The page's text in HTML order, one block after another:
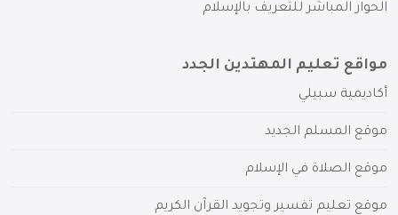
الحوار المباشر للتعريف بالإسلام
مواقع تعليم المهتدين الجدد
أكاديمية سبيلي
موقع المسلم الجديد
موقع الصلاة في الإسلام
موقع تعليم تفسير وتجويد القرآن الكريم